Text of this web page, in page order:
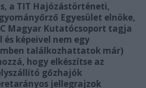
a TIT Hajózástörténeti,
Egyesület elnöke,
Magyar Kutatócsoport tagja
és képeivel nem egy
találkozhattatok már)
hogy elkészítse az
gőzhajók
jellegrajzok